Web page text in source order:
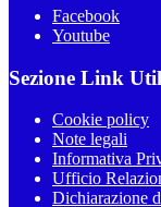
Facebook
Youtube
Sezione Link
Cookie policy
Note legali
Informativa
Ufficio
Dichiarazione